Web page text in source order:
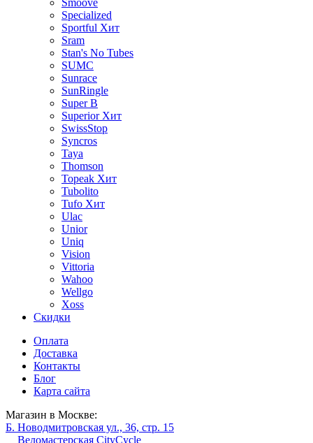
Smoove
Specialized
Sportful Хит
Sram
Stan's No Tubes
SUMC
Sunrace
SunRingle
Super B
Superior Хит
SwissStop
Syncros
Taya
Thomson
Topeak Хит
Tubolito
Tufo Хит
Ulac
Unior
Uniq
Vision
Vittoria
Wahoo
Wellgo
Xoss
Скидки
Оплата
Доставка
Контакты
Блог
Карта сайта
Магазин в Москве:
Б. Новодмитровская ул., 36, стр. 15
Веломастерская CityCycle